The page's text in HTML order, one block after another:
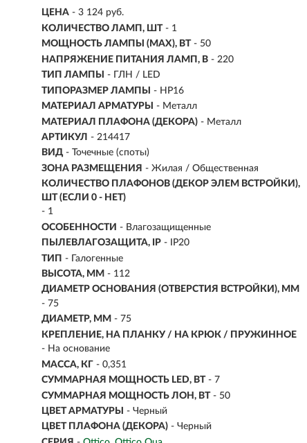
ЦЕНА - 3 124 руб.
КОЛИЧЕСТВО ЛАМП, ШТ - 1
МОЩНОСТЬ ЛАМПЫ (MAX), ВТ - 50
НАПРЯЖЕНИЕ ПИТАНИЯ ЛАМП, В - 220
ТИП ЛАМПЫ
- ГЛН / LED
ТИПОРАЗМЕР ЛАМПЫ
- HP16
МАТЕРИАЛ АРМАТУРЫ
- Металл
МАТЕРИАЛ ПЛАФОНА (ДЕКОРА) - Металл
АРТИКУЛ - 214417
ВИД - Точечные (споты)
ЗОНА РАЗМЕЩЕНИЯ - Жилая / Общественная
КОЛИЧЕСТВО ПЛАФОНОВ (ДЕКОР ЭЛЕМ ВСТРОЙКИ),
ШТ (ЕСЛИ 0 - НЕТ)
- 1
ОСОБЕННОСТИ - Влагозащищенные
ПЫЛЕВЛАГОЗАЩИТА, IP - IP20
ТИП - Галогенные
ВЫСОТА, ММ - 112
ДИАМЕТР ОСНОВАНИЯ (ОТВЕРСТИЯ ВСТРОЙКИ), ММ
- 75
ДИАМЕТР, ММ - 75
КРЕПЛЕНИЕ, НА ПЛАНКУ / НА КРЮК / ПРУЖИННОЕ
- На основание
МАССА, КГ - 0,351
СУММАРНАЯ МОЩНОСТЬ LED, ВТ - 7
СУММАРНАЯ МОЩНОСТЬ ЛОН, ВТ - 50
ЦВЕТ АРМАТУРЫ
- Черный
ЦВЕТ ПЛАФОНА (ДЕКОРА) - Черный